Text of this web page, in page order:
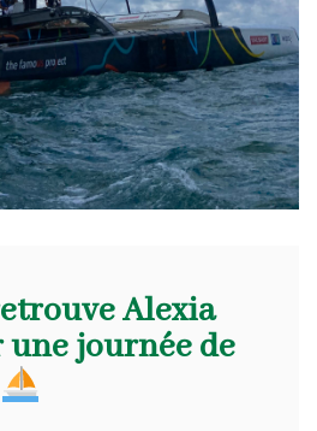
Alexia
journée de